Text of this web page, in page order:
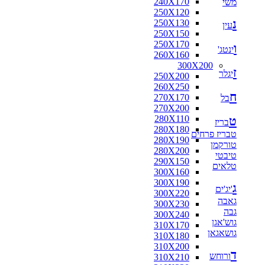
250X120
250X130
250X150
250X170
260X160
300X200
250X200
260X250
270X170
270X200
280X110
280X180
280X190
280X200
290X150
300X160
300X190
300X220
300X230
300X240
310X170
310X180
310X200
310X210
משי
נעין
וינטג'
זיגלר
חבל
טבריז
טבריז פרחים
טורקמן
טיבטי
טלאים
ג'יג'ים
גאבה
גבה
גוש'אגן
גושאגאן
דורוחש
160X130
160X140
160X160
170X120
170X125
170X160
180X110
180X115
180X120
180X130
180X140
180X160
180X180
190X130
200X100
200X130
200X140
200X150
200X80
210X130
210X140
210X240
216X250
220X100
220X110